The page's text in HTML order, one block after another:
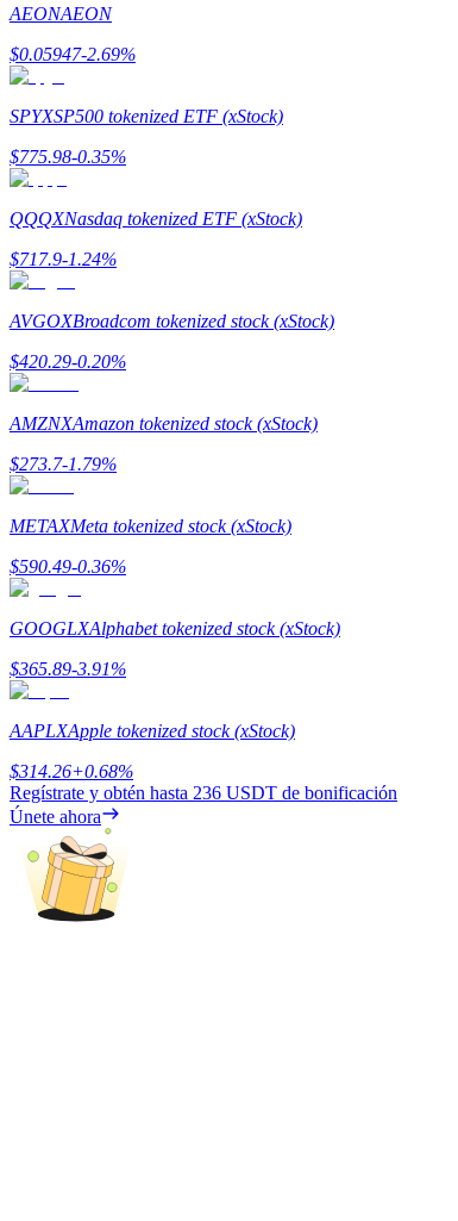
Guía
Guía de inicio de futuros
Estrategias comerciales
Aprenda cómo mantenerse rentable
Earn
Power Piggy
Gana recompensas competitivas diariamente
AEONAEON
$0.05947-2.69%
SPYXSP500 tokenized ETF (xStock)
$775.98-0.35%
QQQXNasdaq tokenized ETF (xStock)
$717.9-1.24%
AVGOXBroadcom tokenized stock (xStock)
$420.29-0.20%
AMZNXAmazon tokenized stock (xStock)
$273.7-1.79%
METAXMeta tokenized stock (xStock)
$590.49-0.36%
GOOGLXAlphabet tokenized stock (xStock)
$365.89-3.91%
AAPLXApple tokenized stock (xStock)
$314.26+0.68%
Regístrate y obtén hasta 236 USDT de bonificación
Únete ahora